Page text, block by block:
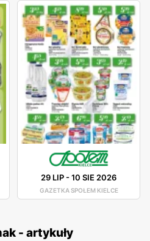
29 LIP-10 SIE 2026
GAZETKA SPOŁEM KIELCE
- artykuły